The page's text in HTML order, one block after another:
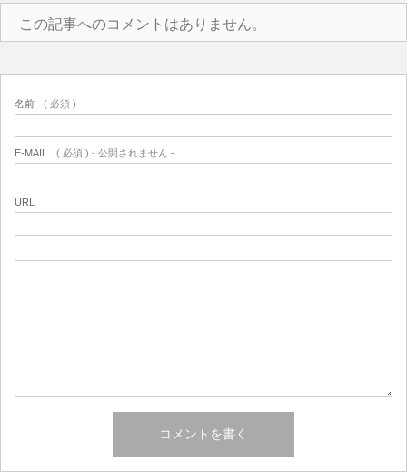
この記事へのコメントはありません。
名前 ( 必須 )
E-MAIL ( 必須 ) - 公開されません -
URL